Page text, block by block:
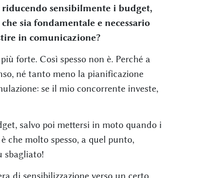
sensibilmente i budget,
sia fondamentale e necessario
in comunicazione?
forte. Così spesso non è. Perché a
né tanto meno la pianificazione
se il mio concorrente investe,
salvo poi mettersi in moto quando i
che molto spesso, a quel punto,
sbagliato!